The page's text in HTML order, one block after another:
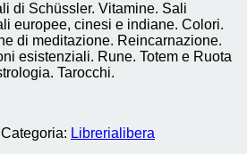
di Schüssler. Vitamine. Sali
europee, cinesi e indiane. Colori.
di meditazione. Reincarnazione.
esistenziali. Rune. Totem e Ruota
Tarocchi.
Categoria: Librerialibera